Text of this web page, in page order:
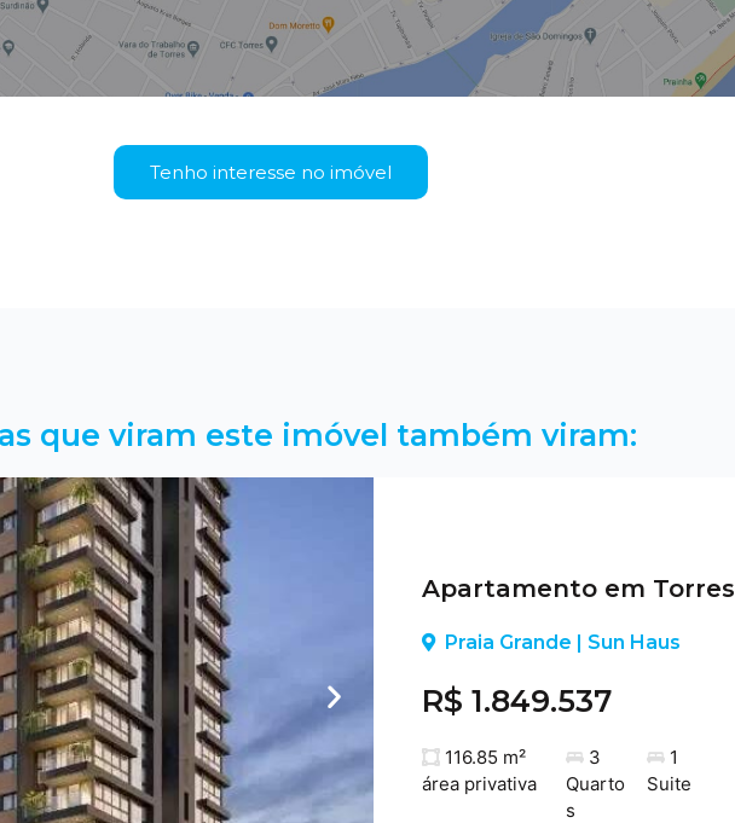
Tenho interesse no imóvel
que viram este imóvel também viram:
Apartamento em Torres
Praia Grande | Sun Haus
R$ 1.849.537
116.85 m²
área privativa
3
Quarto
s
1
Suite